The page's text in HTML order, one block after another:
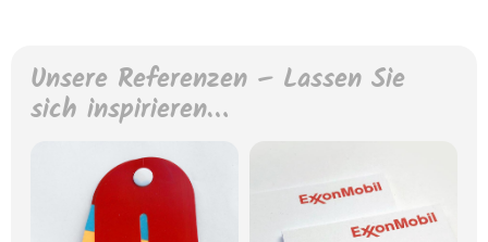
Unsere Referenzen – Lassen Sie
sich inspirieren…